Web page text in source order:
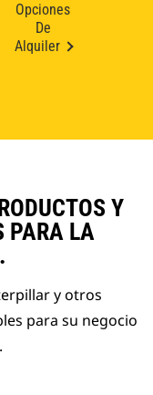
Opciones
De
Alquiler
Y
PARA LA
y otros
para su negocio